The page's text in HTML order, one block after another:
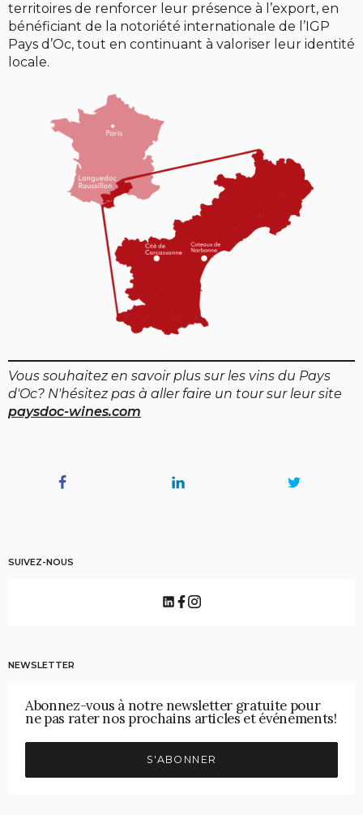
territoires de renforcer leur présence à l’export, en
bénéficiant de la notoriété internationale de l’IGP
Pays d’Oc, tout en continuant à valoriser leur identité
locale.
Vous souhaitez en savoir plus sur les vins du Pays
d'Oc? N'hésitez pas à aller faire un tour sur leur site
paysdoc-wines.com
SUIVEZ-NOUS
NEWSLETTER
Abonnez-vous à notre newsletter gratuite pour
ne pas rater nos prochains articles et événements!
S'ABONNER